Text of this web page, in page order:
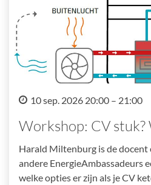
10 sep. 2026 20:00 – 21:00
Workshop: CV
Harald Miltenburg is de docent
andere EnergieAmbassadeurs
welke opties er zijn als je CV